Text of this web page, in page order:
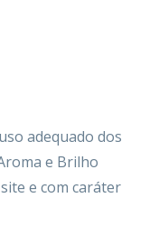
adequado dos
e Brilho
e com caráter